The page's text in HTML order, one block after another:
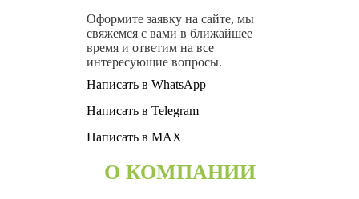
Оформите заявку на сайте, мы
свяжемся с вами в ближайшее
время и ответим на все
интересующие вопросы.
Написать в WhatsApp
Написать в Telegram
Написать в MAX
О КОМПАНИИ